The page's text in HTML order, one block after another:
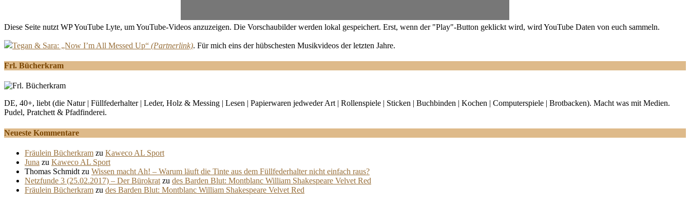
Diese Seite nutzt WP YouTube Lyte, um YouTube-Videos anzuzeigen. Die Vorschaubilder werden lokal gespeichert. Erst, wenn der "Play"-Button geklickt wird, wird YouTube Daten von euch sammeln.
Tegan & Sara: „Now I’m All Messed Up“ . Für mich eins der hübschesten Musikvideos der letzten Jahre.
Frl. Bücherkram
DE, 40+, liebt (die Natur | Füllfederhalter | Leder, Holz & Messing | Lesen | Papierwaren jedweder Art | Rollenspiele | Sticken | Buchbinden | Kochen | Computerspiele | Brotbacken). Macht was mit Medien.
Pudel, Pratchett & Pfadfinderei.
Neueste Kommentare
Fräulein Bücherkram zu Kaweco AL Sport
Juna zu Kaweco AL Sport
Thomas Schmidt zu Wissen macht Ah! – Warum läuft die Tinte aus dem Füllfederhalter nicht einfach raus?
Netzfunde 3 (25.02.2017) – Der Bürokrat zu des Barden Blut: Montblanc William Shakespeare Velvet Red
Fräulein Bücherkram zu des Barden Blut: Montblanc William Shakespeare Velvet Red